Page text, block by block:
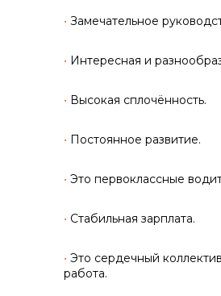
• Замечательное
• Интересная и
• Высокая сплочённость.
• Постоянное развитие.
• Это первоклассные
• Стабильная зарплата.
• Это сердечный
работа.